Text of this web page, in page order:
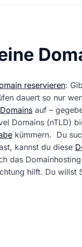
reservieren:
dauert so nur
auf –
Domains (nTLD)
kümmern. Du
kannst du diese
das
hilft. Du willst